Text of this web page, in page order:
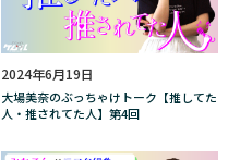
特撮
珈琲貴族エジンバラ
家
現代魔女
2024年6月19日
大場美奈のぶっちゃけトーク【推してた
人・推されてた人】第4回